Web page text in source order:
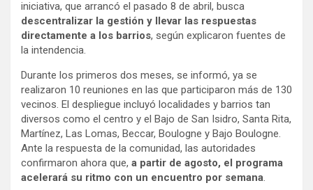
iniciativa, que arrancó el pasado 8 de abril, busca
descentralizar la gestión y llevar las respuestas
directamente a los barrios, según explicaron fuentes de
la intendencia.
Durante los primeros dos meses, se informó, ya se
realizaron 10 reuniones en las que participaron más de 130
vecinos. El despliegue incluyó localidades y barrios tan
diversos como el centro y el Bajo de San Isidro, Santa Rita,
Martínez, Las Lomas, Beccar, Boulogne y Bajo Boulogne.
Ante la respuesta de la comunidad, las autoridades
confirmaron ahora que, a partir de agosto, el programa
acelerará su ritmo con un encuentro por semana